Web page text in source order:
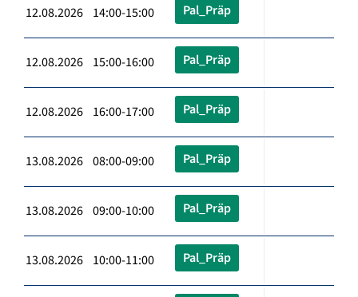
12.08.2026 14:00-15:00 Pal_Präp
12.08.2026 15:00-16:00 Pal_Präp
12.08.2026 16:00-17:00 Pal_Präp
13.08.2026 08:00-09:00 Pal_Präp
13.08.2026 09:00-10:00 Pal_Präp
13.08.2026 10:00-11:00 Pal_Präp